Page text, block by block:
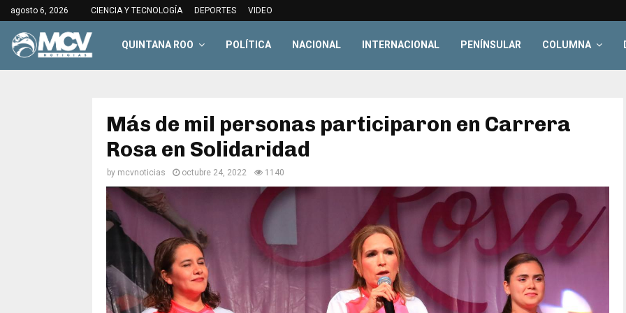
agosto 6, 2026 CIENCIA Y TECNOLOGÍA DEPORTES VIDEO
QUINTANA ROO POLÍTICA NACIONAL INTERNACIONAL PENÍNSULAR COLUMNA
Más de mil personas participaron en Carrera
Rosa en Solidaridad
by mcvnoticias octubre 24, 2022 1140